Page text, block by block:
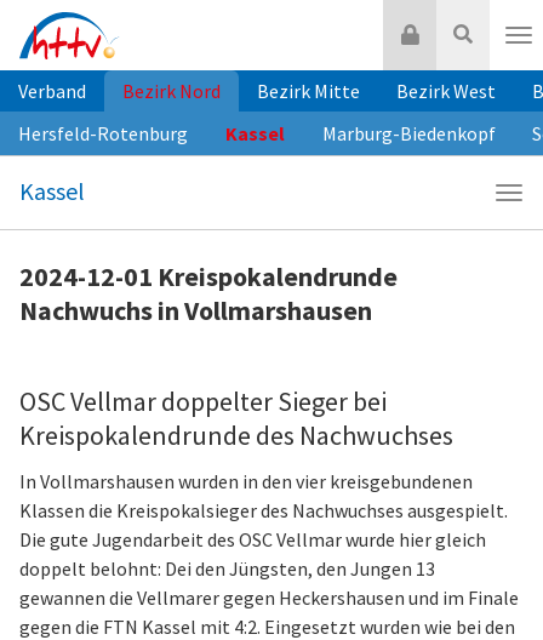
Inhalt
springen
Suche
Login
Verband Bezirk Nord Bezirk Mitte Bezirk West
Hersfeld-Rotenburg
Kassel Marburg-Biedenkopf
Kassel
2024-12-01 Kreispokalendrunde
Nachwuchs in Vollmarshausen
OSC Vellmar doppelter Sieger bei
Kreispokalendrunde des Nachwuchses
In Vollmarshausen wurden in den vier kreisgebundenen
Klassen die Kreispokalsieger des Nachwuchses ausgespielt.
Die gute Jugendarbeit des OSC Vellmar wurde hier gleich
doppelt belohnt: Dei den Jüngsten, den Jungen 13
gewannen die Vellmarer gegen Heckershausen und im Finale
gegen die FTN Kassel mit 4:2. Eingesetzt wurden wie bei den